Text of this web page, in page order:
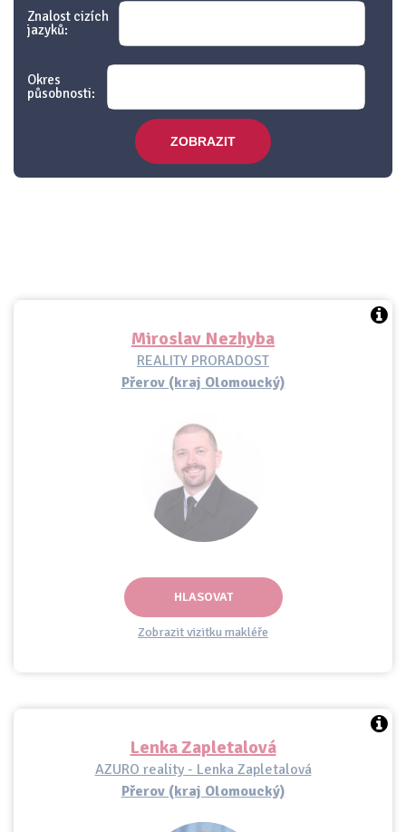
Znalost cizích
jazyků:
Okres
působnosti:
ZOBRAZIT
Miroslav Nezhyba
REALITY PRORADOST
Přerov (kraj Olomoucký)
HLASOVAT
Zobrazit vizitku makléře
Lenka Zapletalová
AZURO reality - Lenka Zapletalová
Přerov (kraj Olomoucký)